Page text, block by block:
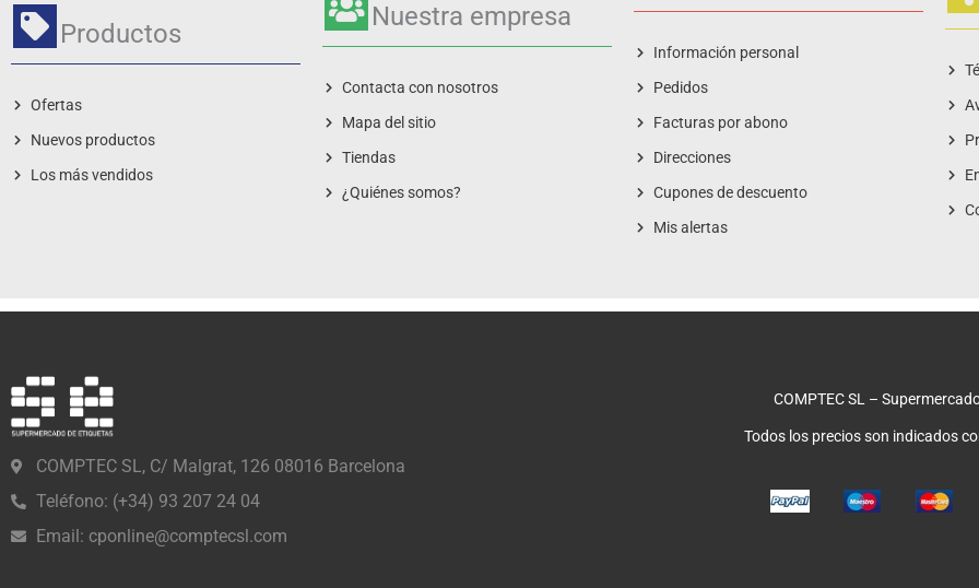
Productos
Ofertas
Nuevos productos
Los más vendidos
Nuestra empresa
Contacta con nosotros
Mapa del sitio
Tiendas
¿Quiénes somos?
Información personal
Pedidos
Facturas por abono
Direcciones
Cupones de descuento
Mis alertas
COMPTEC SL, C/ Malgrat, 126 08016 Barcelona
Teléfono: (+34) 93 207 24 04
Email: cponline@comptecsl.com
COMPTEC SL –
Todos los precios son indicados